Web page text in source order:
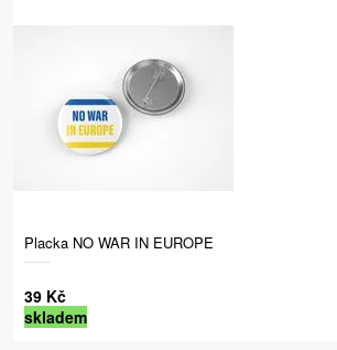
Placka NO WAR IN EUROPE
39 Kč
skladem